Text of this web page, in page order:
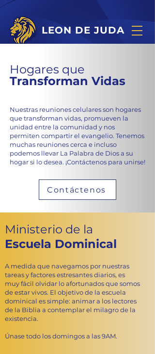
LEON DE JUDA
Hogares que
Transforman Vidas
Nuestras reuniones celulares son hogares
que transforman vidas, promueven la
unidad entre la comunidad y nos
permiten compartir el evangelio. Tenemos
muchas reuniones cerca e incluso
podemos llevar La Palabra de Dios a su
hogar si lo desea. ¡Contáctenos para unirse!
Contáctenos
Ministerio de la
Escuela Dominical
A medida que navegamos por nuestras
tareas y factores estresantes diarios, es
muy fácil olvidar lo afortunados que somos
de estar vivos. El objetivo de la escuela
dominical es simple: animar a los lectores
de la Biblia a contemplar el milagro de la
existencia.
Únase todo los domingos a las 9AM.